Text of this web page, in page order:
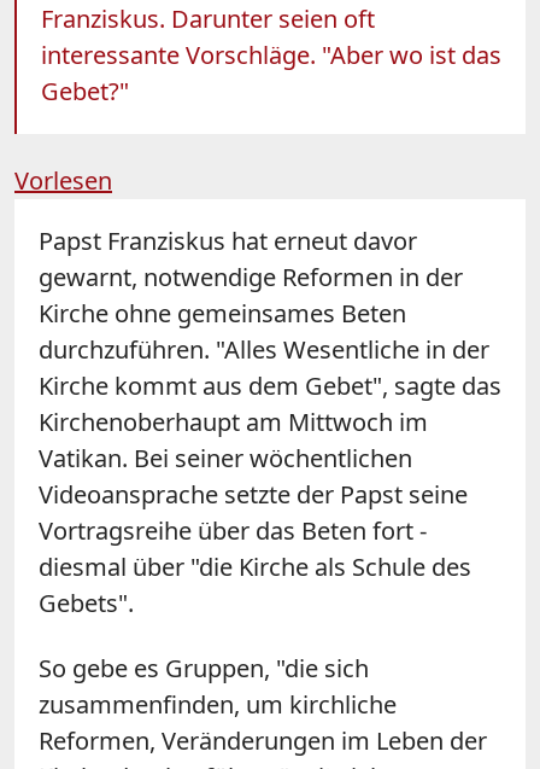
Franziskus. Darunter seien oft
interessante Vorschläge. "Aber wo ist das
Gebet?"
Vorlesen
Papst Franziskus hat erneut davor
gewarnt, notwendige Reformen in der
Kirche ohne gemeinsames Beten
durchzuführen. "Alles Wesentliche in der
Kirche kommt aus dem Gebet", sagte das
Kirchenoberhaupt am Mittwoch im
Vatikan. Bei seiner wöchentlichen
Videoansprache setzte der Papst seine
Vortragsreihe über das Beten fort -
diesmal über "die Kirche als Schule des
Gebets".
So gebe es Gruppen, "die sich
zusammenfinden, um kirchliche
Reformen, Veränderungen im Leben der